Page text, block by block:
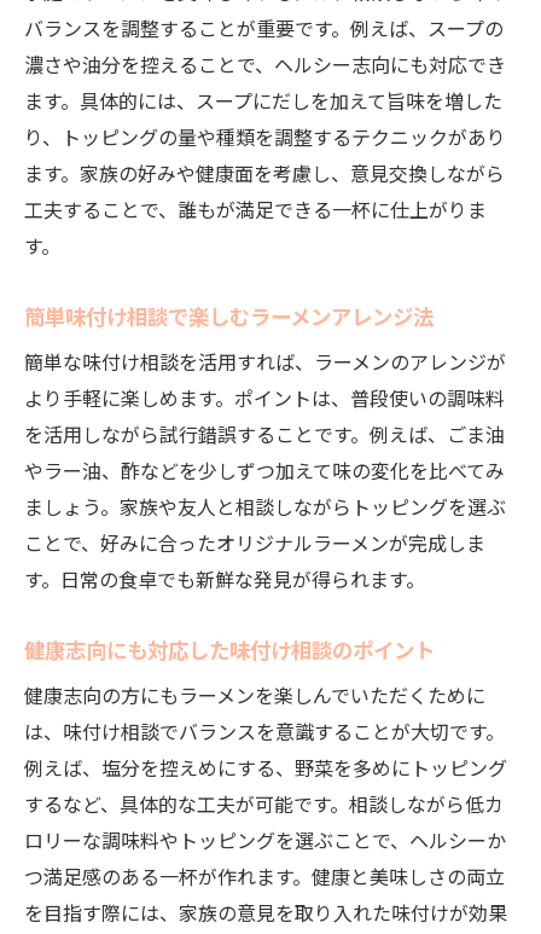
相談を活かしたシンプルラーメンの味付け
法
具なしでも満足できる相談アイデア集
ラーメン相談で簡単にできる具材代用法
相談活用で具がない時も美味しく楽しむコ
ツ
バランスを調整することが重要です。例えば、スープの
濃さや油分を控えることで、ヘルシー志向にも対応でき
ます。具体的には、スープにだしを加えて旨味を増した
り、トッピングの量や種類を調整するテクニックがあり
ます。家族の好みや健康面を考慮し、意見交換しながら
工夫することで、誰もが満足できる一杯に仕上がりま
す。
簡単味付け相談で楽しむラーメンアレンジ法
簡単な味付け相談を活用すれば、ラーメンのアレンジが
より手軽に楽しめます。ポイントは、普段使いの調味料
を活用しながら試行錯誤することです。例えば、ごま油
やラー油、酢などを少しずつ加えて味の変化を比べてみ
ましょう。家族や友人と相談しながらトッピングを選ぶ
ことで、好みに合ったオリジナルラーメンが完成しま
す。日常の食卓でも新鮮な発見が得られます。
健康志向にも対応した味付け相談のポイント
健康志向の方にもラーメンを楽しんでいただくために
は、味付け相談でバランスを意識することが大切です。
例えば、塩分を控えめにする、野菜を多めにトッピング
するなど、具体的な工夫が可能です。相談しながら低カ
ロリーな調味料やトッピングを選ぶことで、ヘルシーか
つ満足感のある一杯が作れます。健康と美味しさの両立
を目指す際には、家族の意見を取り入れた味付けが効果